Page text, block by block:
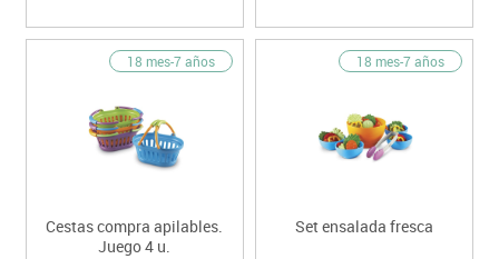
18 mes-7 años
Cestas compra apilables.
Juego 4 u.
18 mes-7 años
Set ensalada fresca